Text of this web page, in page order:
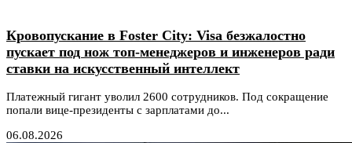
Кровопускание в Foster City: Visa безжалостно
пускает под нож топ-менеджеров и инженеров ради
ставки на искусственный интеллект
Платежный гигант уволил 2600 сотрудников. Под сокращение
попали вице-президенты с зарплатами до...
06.08.2026